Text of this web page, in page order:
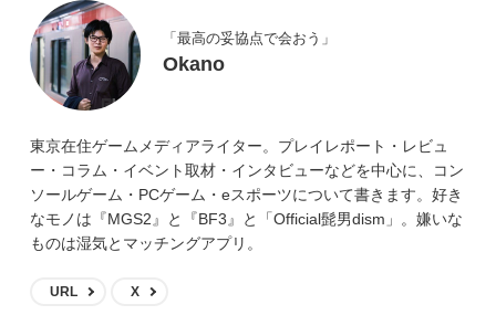
「最高の妥協点で会おう」
Okano
東京在住ゲームメディアライター。プレイレポート・レビュ
ー・コラム・イベント取材・インタビューなどを中心に、コン
ソールゲーム・PCゲーム・eスポーツについて書きます。好き
なモノは『MGS2』と『BF3』と「Official髭男dism」。嫌いな
ものは湿気とマッチングアプリ。
URL X